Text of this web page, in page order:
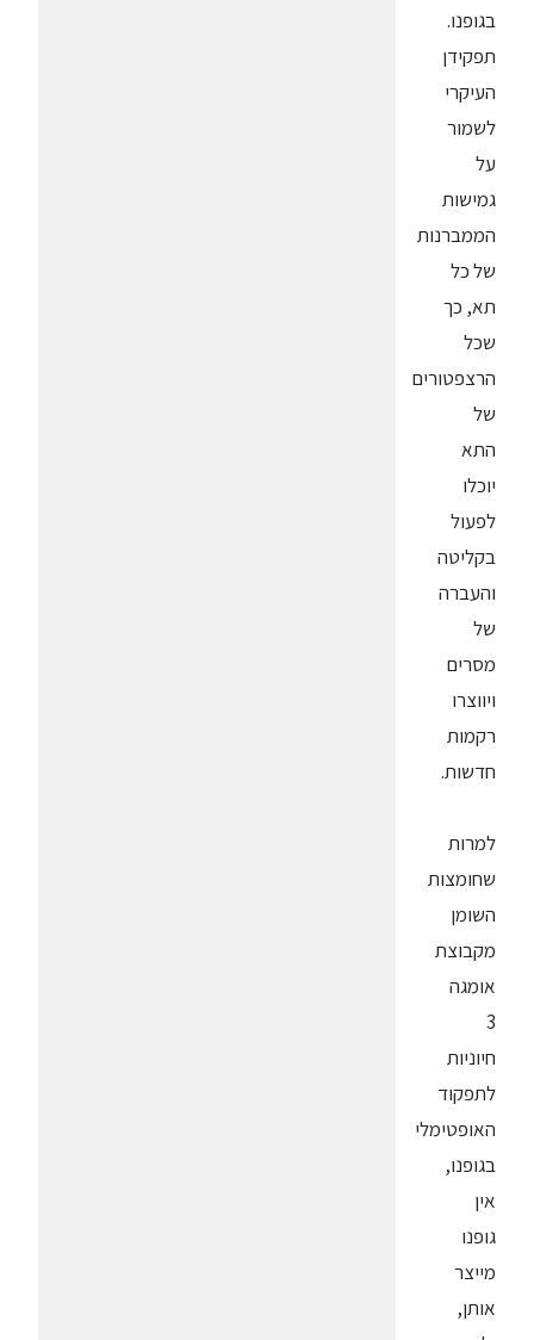
בגופנו.
תפקידן
העיקרי
לשמור
על
גמישות
הממברנות
של כל
תא, כך
שכל
הרצפטורים
של
התא
יוכלו
לפעול
בקליטה
והעברה
של
מסרים
ויווצרו
רקמות
חדשות.
למרות
שחומצות
השומן
מקבוצת
אומגה
3
חיוניות
לתפקוד
האופטימלי
בגופנו,
אין
גופנו
מייצר
אותן,